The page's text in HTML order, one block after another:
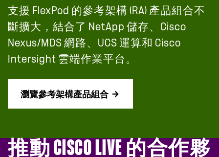
支援 FlexPod 的參考架構 (RA) 產品組合不
斷擴大，結合了 NetApp 儲存、Cisco
Nexus/MDS 網路、UCS 運算和 Cisco
Intersight 雲端作業平台。
瀏覽參考架構產品組合
推動 CISCO LIVE 的合作夥